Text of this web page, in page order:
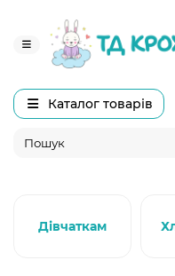
Каталог товарів
Дівчаткам